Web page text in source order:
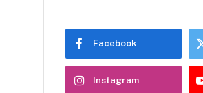
Facebook
Instagram